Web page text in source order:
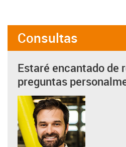
Consultas
Estaré encantado de
preguntas